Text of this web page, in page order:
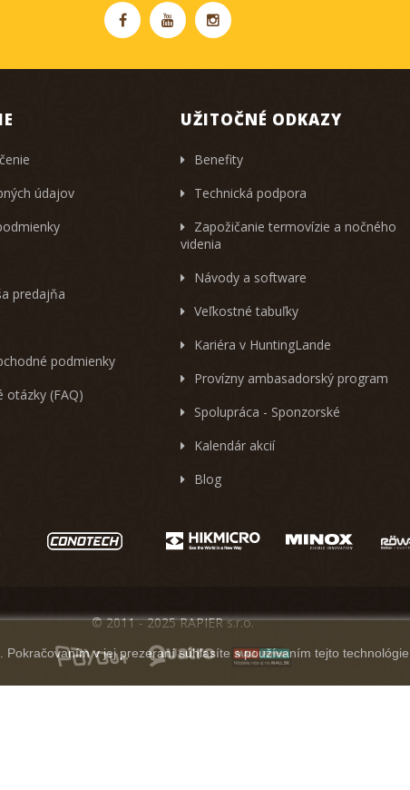
údajov
predajňa
podmienky
otázky (FAQ)
UŽITOČNÉ ODKAZY
Benefity
Technická podpora
Zapožičanie termovízie a nočného
videnia
Návody a software
Veľkostné tabuľky
Kariéra v HuntingLande
Provízny ambasadorský program
Spolupráca - Sponzorské
Kalendár akcií
Blog
v jej prezeraní súhlasíte s používaním tejto technológie.
© 2011 - 2025 RAPIER s.r.o.